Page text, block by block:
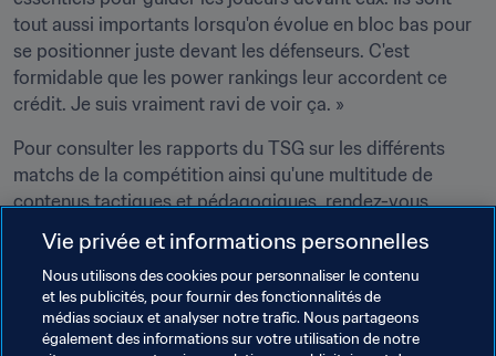
tout aussi importants lorsqu'on évolue en bloc bas pour
se positionner juste devant les défenseurs. C'est
formidable que les power rankings leur accordent ce
crédit. Je suis vraiment ravi de voir ça. »
Pour consulter les rapports du TSG sur les différents
matchs de la compétition ainsi qu'une multitude de
contenus tactiques et pédagogiques, rendez-vous
https://www.fifatrainingcentre.com/fr/
Thèmes en lien
Organisation des compétitions
Vie privée et informations personnelles
Nous utilisons des cookies pour personnaliser le contenu
et les publicités, pour fournir des fonctionnalités de
médias sociaux et analyser notre trafic. Nous partageons
également des informations sur votre utilisation de notre